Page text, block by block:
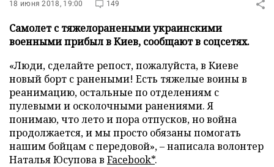
18 июня 2018, 19:00 149
Самолет с тяжелоранеными украинскими
военными прибыл в Киев, сообщают в соцсетях.
«Люди, сделайте репост, пожалуйста, в Киеве
новый борт с ранеными! Есть тяжелые воины в
реанимацию, остальные по отделениям с
пулевыми и осколочными ранениями. Я
понимаю, что лето и пора отпусков, но война
продолжается, и мы просто обязаны помогать
нашим бойцам с передовой», – написала волонтер
Наталья Юсупова в Facebook*.